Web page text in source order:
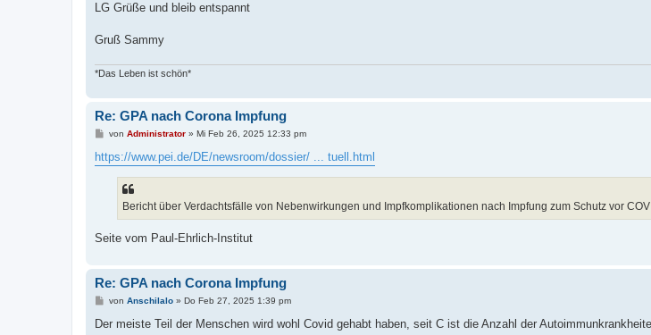
LG Grüße und bleib entspannt
Gruß Sammy
*Das Leben ist schön*
Re: GPA nach Corona Impfung
B
i
t
von Administrator» Mi Feb 26, 2025 12:33 pm
https://www.pei.de/DE/newsroom/dossier/ ... tuell.html
Bericht über Verdachtsfälle von Nebenwirkungen und Impfkomplikationen nach Impfung zum Schutz vor
Seite vom Paul-Ehrlich-Institut
Re: GPA nach Corona Impfung
B
i
von Anschilalo» Do Feb 27, 2025 1:39 pm
Der meiste Teil der Menschen wird wohl Covid gehabt haben, seit C ist die Anzahl der